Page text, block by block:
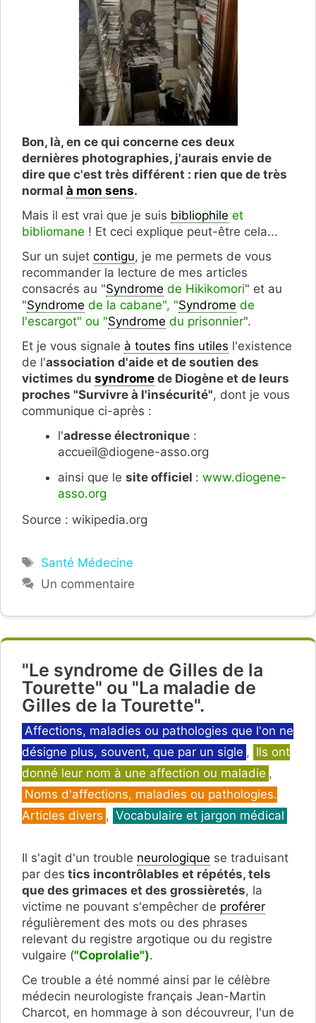
Bon, là, en ce qui concerne ces deux
dernières photographies, j'aurais envie de
dire que c'est très différent : rien que de très
normal à mon sens.
Mais il est vrai que je suis bibliophile et
bibliomane ! Et ceci explique peut-être cela...
Sur un sujet contigu, je me permets de vous
recommander la lecture de mes articles
consacrés au "Syndrome de Hikikomori" et au
"Syndrome de la cabane", "Syndrome de
l'escargot" ou "Syndrome du prisonnier".
Et je vous signale à toutes fins utiles l'existence
de l'association d'aide et de soutien des
victimes du syndrome de Diogène et de leurs
proches "Survivre à l'insécurité", dont je vous
communique ci-après :
l'adresse électronique :
accueil@diogene-asso.org
ainsi que le site officiel : www.diogene-
asso.org
Source : wikipedia.org
Étiquettes
Santé Médecine
Un commentaire
"Le syndrome de Gilles de la
Tourette" ou "La maladie de
Gilles de la Tourette".
Catégories
Affections, maladies ou pathologies que l'on ne
désigne plus, souvent, que par un sigle , Ils ont
donné leur nom à une affection ou maladie ,
Noms d'affections, maladies ou pathologies.
Articles divers , Vocabulaire et jargon médical
Il s'agit d'un trouble neurologique se traduisant
par des tics incontrôlables et répétés, tels
que des grimaces et des grossièretés, la
victime ne pouvant s'empêcher de proférer
régulièrement des mots ou des phrases
relevant du registre argotique ou du registre
vulgaire ("Coprolalie").
Ce trouble a été nommé ainsi par le célèbre
médecin neurologiste français Jean-Martin
Charcot, en hommage à son découvreur, l'un de